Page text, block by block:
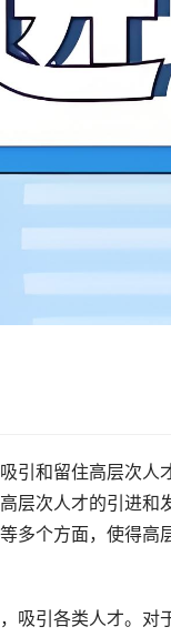
引和留住高层次人
层次人才的引进和
多个方面，使得高
引各类人才。对